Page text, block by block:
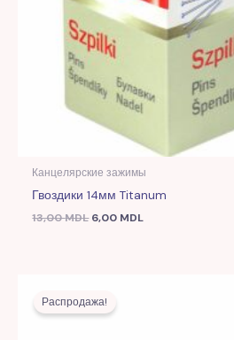
Канцелярские зажимы
Гвоздики 14мм Titanum
13,00MDL 6,00 MDL
Распродажа!
цена
составляла